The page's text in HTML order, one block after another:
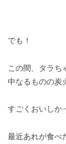
でも！
この間、タラち
中なるものの炭
すごくおいしか
最近あれが食べ